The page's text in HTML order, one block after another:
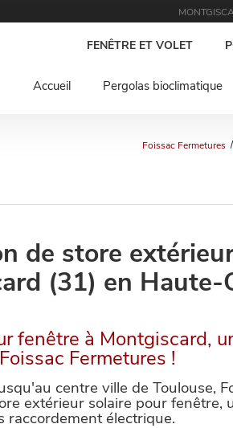
FENÊTRE ET VOLET
Accueil Pergolas bioclimatique
Foissac Fermetures
de store
(31) en Haute-
fenêtre à Montgiscard,
Fermetures !
centre ville de Toulouse,
extérieur solaire pour fenêtre,
raccordement électrique.